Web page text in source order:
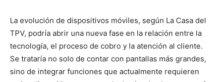
La evolución de dispositivos móviles, según La Casa del
TPV, podría abrir una nueva fase en la relación entre la
tecnología, el proceso de cobro y la atención al cliente.
Se trataría no solo de contar con pantallas más grandes,
sino de integrar funciones que actualmente requieren